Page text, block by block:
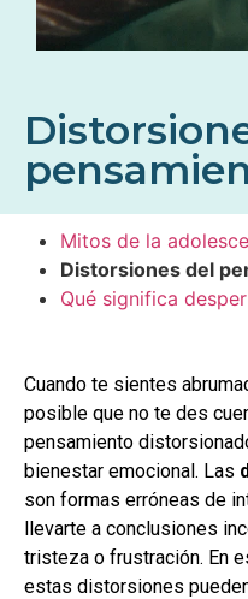
Mitos de la
Distorsiones del
Qué significa
Cuando te sientes
posible que no te des
pensamiento
bienestar emocional. Las
son formas erróneas de
llevarte a conclusiones
tristeza o frustración. En
estas distorsiones